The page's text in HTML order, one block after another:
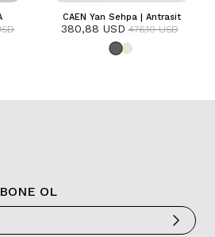
CAEN Yan Sehpa | Antrasit
380,88 USD 476,10 USD
OL